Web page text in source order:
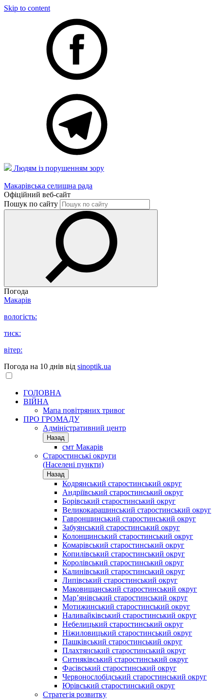
Skip to content
Людям із порушенням зору
Макарівська селищна рада
Офіційний веб-сайт
Пошук по сайту
Погода
Макарів
вологість:
тиск:
вітер:
Погода на 10 днів від sinoptik.ua
ГОЛОВНА
ВІЙНА
Мапа повітряних тривог
ПРО ГРОМАДУ
Aдміністративний центр
Назад
смт Макарів
Старостинські округи
(Населені пункти)
Назад
Кодрянський старостинський округ
Андріївський старостинський округ
Борівський старостинський округ
Великокарашинський старостинський округ
Гавронщинський старостинський округ
Забуянський старостинський округ
Колонщинський старостинський округ
Комарівський старостинський округ
Копилівський старостинський округ
Королівський старостинський округ
Калинівський старостинський округ
Липівський старостинський округ
Маковищанський старостинський округ
Мар’янівський старостинський округ
Мотижинський старостинський округ
Наливайківський старостинський округ
Небелицький старостинський округ
Ніжиловицький старостинський округ
Пашківський старостинський округ
Плахтянський старостинський округ
Ситняківський старостинський округ
Фасівський старостинський округ
Червонослобідський старостинський округ
Юрівський старостинський округ
Стратегія розвитку